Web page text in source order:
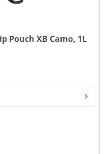
Pouch XB Camo, 1L